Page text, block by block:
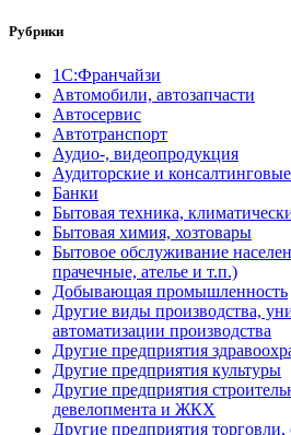
Рубрики
1С:Франчайзи
Автомобили, автозапчасти
Автосервис
Автотранспорт
Аудио-, видеопродукция
Аудиторские и
Банки
Бытовая техника,
Бытовая химия, хозтовары
Бытовое обслуживание
прачечные, ателье и т.п.)
Добывающая промышленность
Другие виды производства,
автоматизации производства
Другие предприятия
Другие предприятия культуры
Другие предприятия
девелопмента и ЖКХ
Другие предприятия торговли,